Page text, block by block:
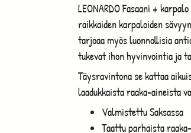
LEONARDO Fasaani +
raikkaiden karpaloiden
tarjoaa myös luonnollisia
tukevat ihon hyvinvointia ja
Täysravintona se kattaa
laadukkaista raaka-aineista
Valmistettu Saksassa
Taattu parhaista